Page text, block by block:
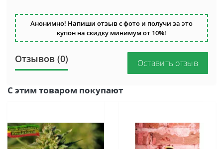
Анонимно! Напиши отзыв с фото и получи за это
купон на скидку минимум от 10%!
Отзывов (0) Оставить отзыв
С этим товаром покупают